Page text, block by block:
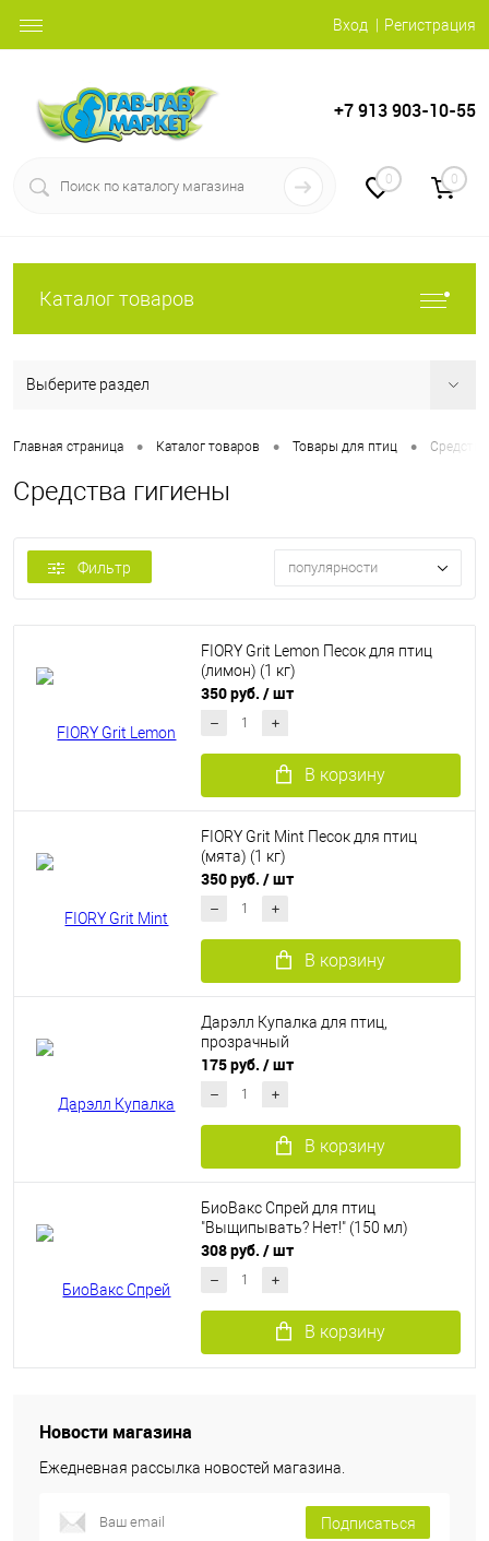
Вход Регистрация
+7 913 903-10-55
0 0
Каталог товаров
Выберите раздел
Главная страница • Каталог товаров • Товары для птиц •
Средства гигиены
Фильтр популярности
FIORY Grit Lemon Песок для птиц
(лимон) (1 кг)
350 руб. / шт
В корзину
FIORY Grit Mint Песок для птиц
(мята) (1 кг)
350 руб. / шт
В корзину
Дарэлл Купалка для птиц,
прозрачный
175 руб. / шт
В корзину
БиоВакс Спрей для птиц
"Выщипывать? Нет!" (150 мл)
308 руб. / шт
В корзину
Новости магазина
Ежедневная рассылка новостей магазина.
Подписаться